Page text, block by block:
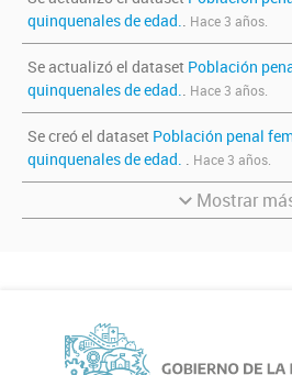
quinquenales de edad.. Hace 3 años.
Se actualizó el dataset Población
quinquenales de edad.. Hace 3 años.
Se creó el dataset Población penal
quinquenales de edad. . Hace 3 años.
Mostrar